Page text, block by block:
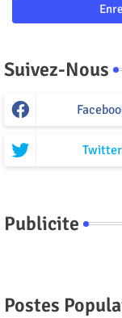
Suivez-Nous
Twitter
Publicite
Postes